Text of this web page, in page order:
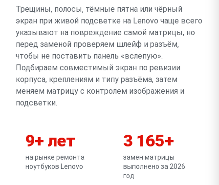
Трещины, полосы, тёмные пятна или чёрный
экран при живой подсветке на Lenovo чаще всего
указывают на повреждение самой матрицы, но
перед заменой проверяем шлейф и разъём,
чтобы не поставить панель «вслепую».
Подбираем совместимый экран по ревизии
корпуса, креплениям и типу разъёма, затем
меняем матрицу с контролем изображения и
подсветки.
9+ лет
на рынке ремонта
ноутбуков Lenovo
3 165+
замен матрицы
выполнено за 2026
год